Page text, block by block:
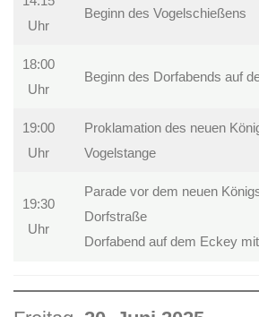
Uhr
Beginn des Vogelschießens
18:00
Uhr
Beginn des Dorfabends auf
19:00
Uhr
Proklamation des neuen
Vogelstange
19:30
Uhr
Parade vor dem neuen
Dorfstraße
Dorfabend auf dem Eckey